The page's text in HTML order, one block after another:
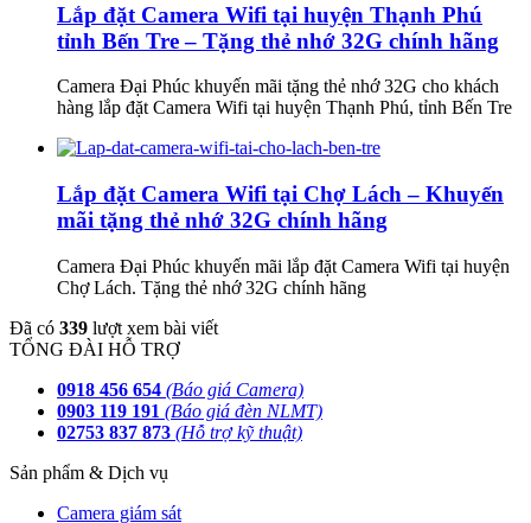
Lắp đặt Camera Wifi tại huyện Thạnh Phú
tỉnh Bến Tre – Tặng thẻ nhớ 32G chính hãng
Camera Đại Phúc khuyến mãi tặng thẻ nhớ 32G cho khách
hàng lắp đặt Camera Wifi tại huyện Thạnh Phú, tỉnh Bến Tre
Lắp đặt Camera Wifi tại Chợ Lách – Khuyến
mãi tặng thẻ nhớ 32G chính hãng
Camera Đại Phúc khuyến mãi lắp đặt Camera Wifi tại huyện
Chợ Lách. Tặng thẻ nhớ 32G chính hãng
Đã có 339 lượt xem bài viết
TỔNG ĐÀI HỖ TRỢ
0918 456 654 (Báo giá Camera)
0903 119 191 (Báo giá đèn NLMT)
02753 837 873 (Hỗ trợ kỹ thuật)
Sản phẩm & Dịch vụ
Camera giám sát